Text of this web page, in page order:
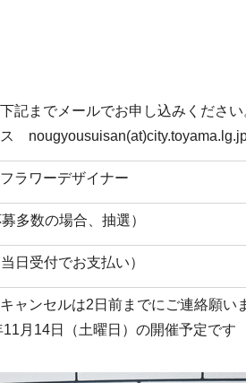
記までメールでお申し込みください
ス
ラワーデザイナー
多数の場合、抽選）
日受付でお支払い）
ャンセルは2日前までにご連絡願い
月14日（土曜日）の開催予定です